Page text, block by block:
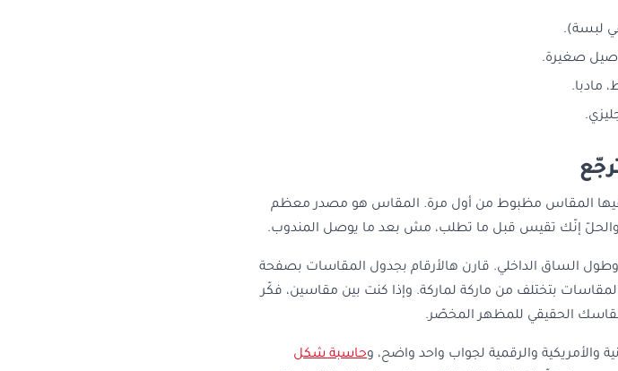
صغيرة.
مادبا.
فيها المقاس مظبوط من أول مرة. المقاس هو مصدر معظم
إنّك تقيس قبل ما تطلب، مش بعد ما يوصل المندوب.
الساق الداخلي. قارن هالأرقام بجدول المقاسات بصفحة
بتختلف من ماركة لماركة. وإذا كنت بين مقاسين، فكّر
الحقيقي للمظهر المخصّر.
والأمريكية والرقمية لجواب واحد واضح، وحاسبة شكل